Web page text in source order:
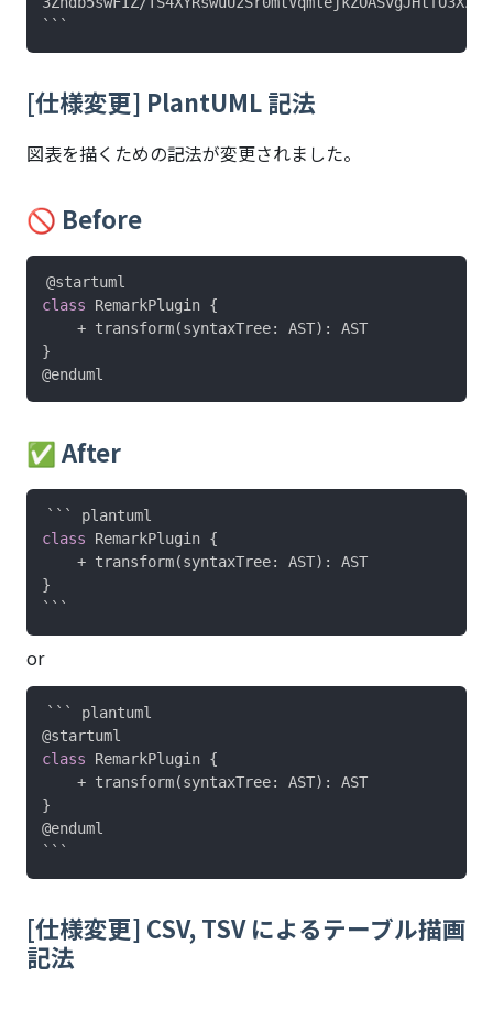
[仕様変更] PlantUML 記法
図表を描くための記法が変更されました。
🚫 Before
@startuml
class RemarkPlugin {
    + transform
(syntaxTree: AST) :
}
@enduml
✅ After
class RemarkPlugin {
    + transform
(syntaxTree: AST) :
}
or
@startuml
class RemarkPlugin {
    + transform
(syntaxTree: AST) :
}
@enduml
[仕様変更] CSV, TSV によるテーブル描画
記法